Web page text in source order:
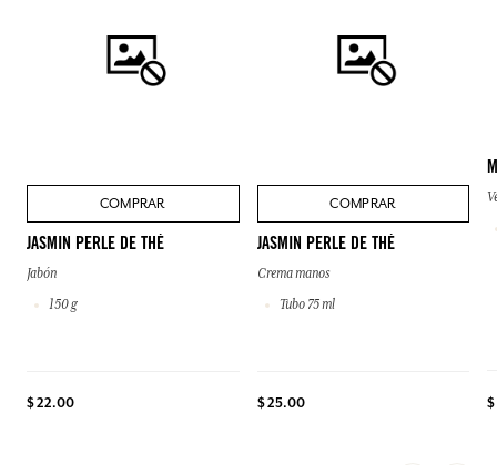
COMPRAR
JASMIN PERLE DE THÉ
Jabón
150 g
$ 22.00
COMPRAR
JASMIN PERLE DE THÉ
Crema manos
Tubo 75 ml
$ 25.00